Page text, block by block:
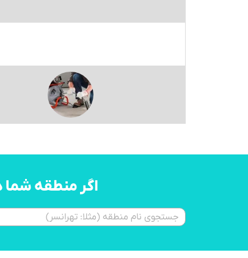
اگر منطقه